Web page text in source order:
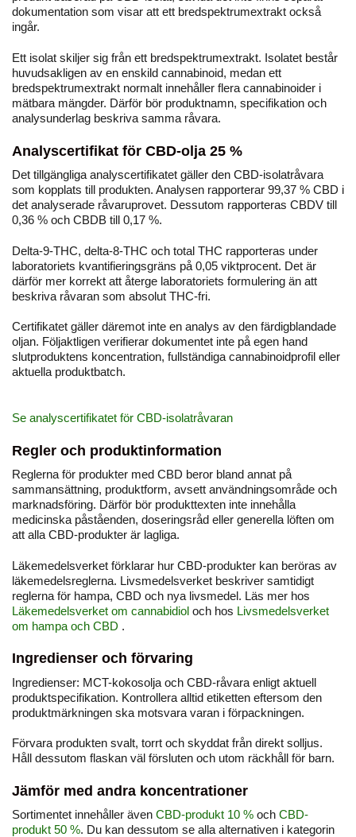
dokumentation som visar att ett bredspektrumextrakt också
ingår.
Ett isolat skiljer sig från ett bredspektrumextrakt. Isolatet består
huvudsakligen av en enskild cannabinoid, medan ett
bredspektrumextrakt normalt innehåller flera cannabinoider i
mätbara mängder. Därför bör produktnamn, specifikation och
analysunderlag beskriva samma råvara.
Analyscertifikat för CBD-olja 25 %
Det tillgängliga analyscertifikatet gäller den CBD-isolatråvara
som kopplats till produkten. Analysen rapporterar 99,37 % CBD i
det analyserade råvaruprovet. Dessutom rapporteras CBDV till
0,36 % och CBDB till 0,17 %.
Delta-9-THC, delta-8-THC och total THC rapporteras under
laboratoriets kvantifieringsgräns på 0,05 viktprocent. Det är
därför mer korrekt att återge laboratoriets formulering än att
beskriva råvaran som absolut THC-fri.
Certifikatet gäller däremot inte en analys av den färdigblandade
oljan. Följaktligen verifierar dokumentet inte på egen hand
slutproduktens koncentration, fullständiga cannabinoidprofil eller
aktuella produktbatch.
Se analyscertifikatet för CBD-isolatråvaran
Regler och produktinformation
Reglerna för produkter med CBD beror bland annat på
sammansättning, produktform, avsett användningsområde och
marknadsföring. Därför bör produkttexten inte innehålla
medicinska påståenden, doseringsråd eller generella löften om
att alla CBD-produkter är lagliga.
Läkemedelsverket förklarar hur CBD-produkter kan beröras av
läkemedelsreglerna. Livsmedelsverket beskriver samtidigt
reglerna för hampa, CBD och nya livsmedel. Läs mer hos
Läkemedelsverket om cannabidiol och hos Livsmedelsverket
om hampa och CBD .
Ingredienser och förvaring
Ingredienser: MCT-kokosolja och CBD-råvara enligt aktuell
produktspecifikation. Kontrollera alltid etiketten eftersom den
produktmärkningen ska motsvara varan i förpackningen.
Förvara produkten svalt, torrt och skyddat från direkt solljus.
Håll dessutom flaskan väl försluten och utom räckhåll för barn.
Jämför med andra koncentrationer
Sortimentet innehåller även CBD-produkt 10 % och CBD-
produkt 50 %. Du kan dessutom se alla alternativen i kategorin